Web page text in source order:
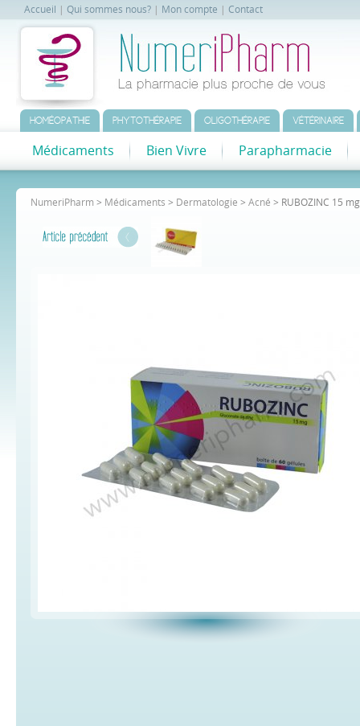
Accueil Qui sommes nous? Mon compte Contact
HOMÉOPATHIE PHYTOTHÉRAPIE OLIGOTHÉRAPIE VÉTÉRINAIRE
Médicaments Bien Vivre Parapharmacie
NumeriPharm > Médicaments > Dermatologie > Acné > RUBOZINC 15